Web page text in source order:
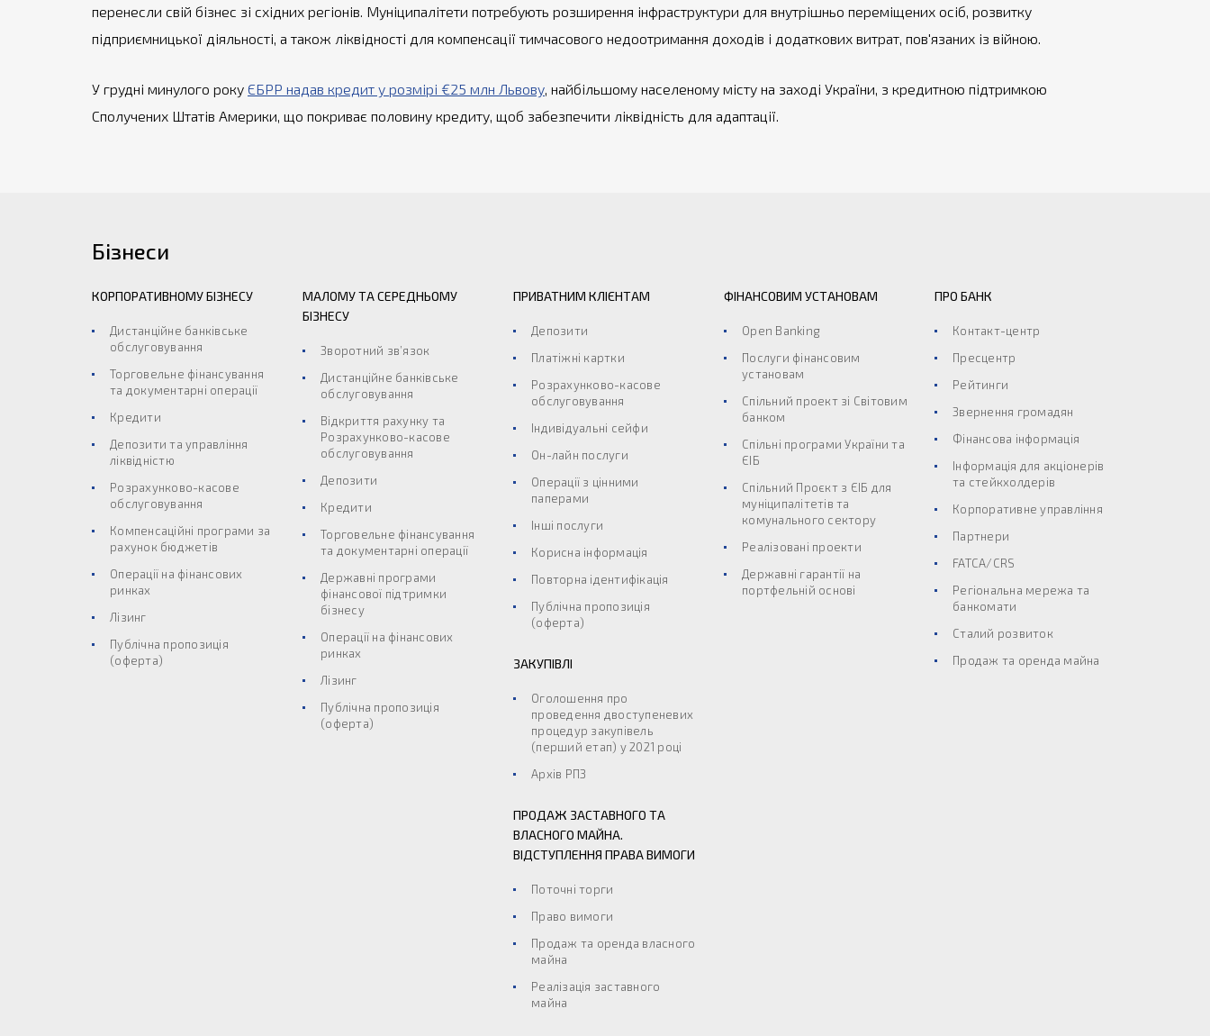
перенесли свій бізнес зі східних регіонів. Муніципалітети потребують розширення інфраструктури для внутрішньо переміщених осіб, розвитку
підприємницької діяльності, а також ліквідності для компенсації тимчасового недоотримання доходів і додаткових витрат, пов'язаних із війною.
У грудні минулого року ЄБРР надав кредит у розмірі €25 млн Львову, найбільшому населеному місту на заході України, з кредитною підтримкою
Сполучених Штатів Америки, що покриває половину кредиту, щоб забезпечити ліквідність для адаптації.
Бізнеси
КОРПОРАТИВНОМУ БІЗНЕСУ
Дистанційне банківське
обслуговування
Торговельне фінансування
та документарні операції
Кредити
Депозити та управління
ліквідністю
Розрахунково-касове
обслуговування
Компенсаційні програми за
рахунок бюджетів
Операції на фінансових
ринках
Лізинг
Публічна пропозиція
(оферта)
МАЛОМУ ТА СЕРЕДНЬОМУ
БІЗНЕСУ
Зворотний зв’язок
Дистанційне банківське
обслуговування
Відкриття рахунку та
Розрахунково-касове
обслуговування
Депозити
Кредити
Торговельне фінансування
та документарні операції
Державні програми
фінансової підтримки
бізнесу
Операції на фінансових
ринках
Лізинг
Публічна пропозиція
(оферта)
ПРИВАТНИМ КЛІЄНТАМ
Депозити
Платіжні картки
Розрахунково-касове
обслуговування
Індивідуальні сейфи
Он-лайн послуги
Операції з цінними
паперами
Інші послуги
Корисна інформація
Повторна ідентифікація
Публічна пропозиція
(оферта)
ЗАКУПІВЛІ
Оголошення про
проведення двоступеневих
процедур закупівель
(перший етап) у 2021 році
Архів РПЗ
ПРОДАЖ ЗАСТАВНОГО ТА
ВЛАСНОГО МАЙНА.
ВІДСТУПЛЕННЯ ПРАВА ВИМОГИ
Поточні торги
Право вимоги
Продаж та оренда власного
майна
Реалізація заставного
майна
ФІНАНСОВИМ УСТАНОВАМ
Open Banking
Послуги фінансовим
установам
Спільний проект зі Світовим
банком
Спільні програми України та
ЄІБ
Спільний Проєкт з ЄІБ для
муніципалітетів та
комунального сектору
Реалізовані проекти
Державні гарантії на
портфельній основі
ПРО БАНК
Контакт-центр
Пресцентр
Рейтинги
Звернення громадян
Фінансова інформація
Інформація для акціонерів
та стейкхолдерів
Корпоративне управління
Партнери
FATCA/CRS
Регіональна мережа та
банкомати
Сталий розвиток
Продаж та оренда майна